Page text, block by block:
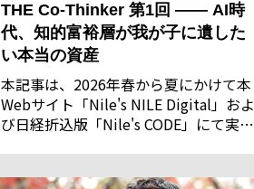
THE Co-Thinker 第1回 —— AI時
代、知的富裕層が我が子に遺した
い本当の資産
本記事は、2026年春から夏にかけて本
Webサイト「Nile's NILE Digital」およ
び日経折込版「Nile's CODE」にて実施